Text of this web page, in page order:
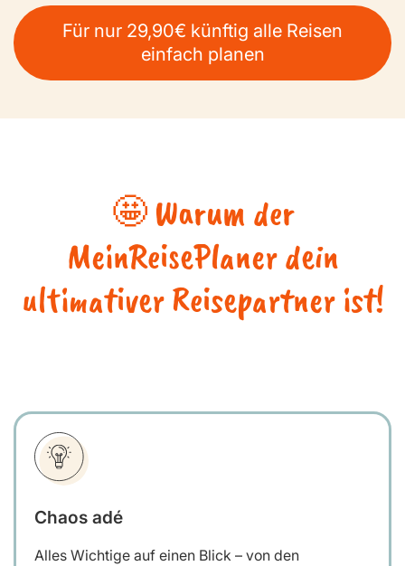
Für nur 29,90€ künftig alle Reisen
einfach planen
🤩 Warum der
MeinReisePlaner dein
ultimativer Reisepartner ist!
Chaos adé
Alles Wichtige auf einen Blick – von den